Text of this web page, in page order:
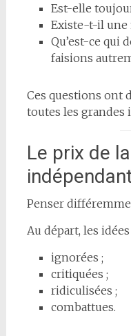
Est-elle
Existe-t-il une
Qu’est-ce qui
faisions
Ces questions ont
toutes les grandes
Le prix de
Penser
Au départ, les
ignorées ;
critiquées ;
ridiculisées ;
combattues.